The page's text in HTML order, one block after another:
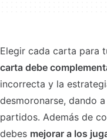
Elegir cada carta para
carta debe
incorrecta y la
desmoronarse, dando
partidos. Además de
debes mejorar a los